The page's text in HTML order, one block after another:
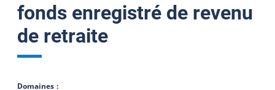
fonds enregistré de revenu
de retraite
Domaines